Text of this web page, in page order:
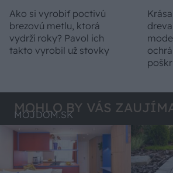
Ako si vyrobiť poctivú
brezovú metlu, ktorá
vydrží roky? Pavol ich
takto vyrobil už stovky
MOHLO BY VÁS
MÔJDOM.SK